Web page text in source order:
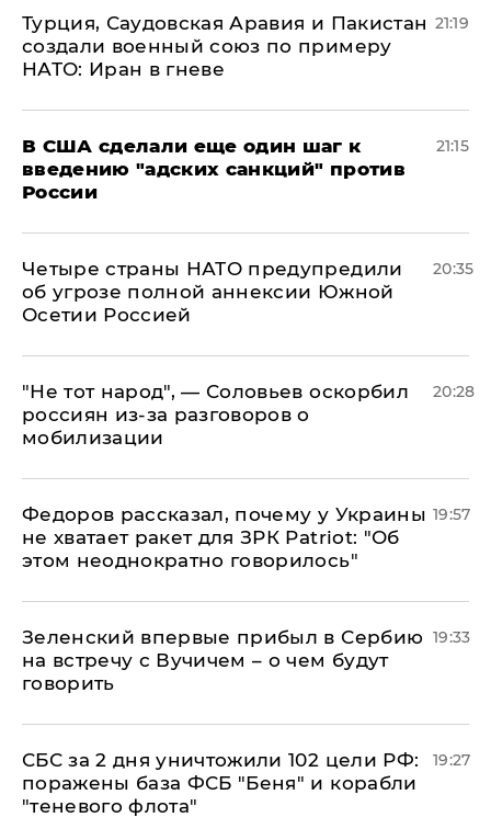
Турция, Саудовская Аравия и Пакистан
создали военный союз по примеру
НАТО: Иран в гневе
21:19
В США сделали еще один шаг к
введению "адских санкций" против
России
21:15
Четыре страны НАТО предупредили
об угрозе полной аннексии Южной
Осетии Россией
20:35
​"Не тот народ", — Соловьев оскорбил
россиян из-за разговоров о
мобилизации
20:28
Федоров рассказал, почему у Украины
не хватает ракет для ЗРК Patriot: "Об
этом неоднократно говорилось"
19:57
Зеленский впервые прибыл в Сербию
на встречу с Вучичем – о чем будут
говорить
19:33
СБС за 2 дня уничтожили 102 цели РФ:
поражены база ФСБ "Беня" и корабли
"теневого флота"
19:27